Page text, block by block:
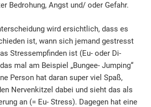
Bedrohung, Angst und/ oder Gefahr.
wird ersichtlich, dass es
ist, wann sich jemand gestresst
Stressempfinden ist (Eu- oder Di-
mal am Beispiel „Bungee- Jumping“
Person hat daran super viel Spaß,
Nervenkitzel dabei und sieht das als
an (= Eu- Stress). Dagegen hat eine